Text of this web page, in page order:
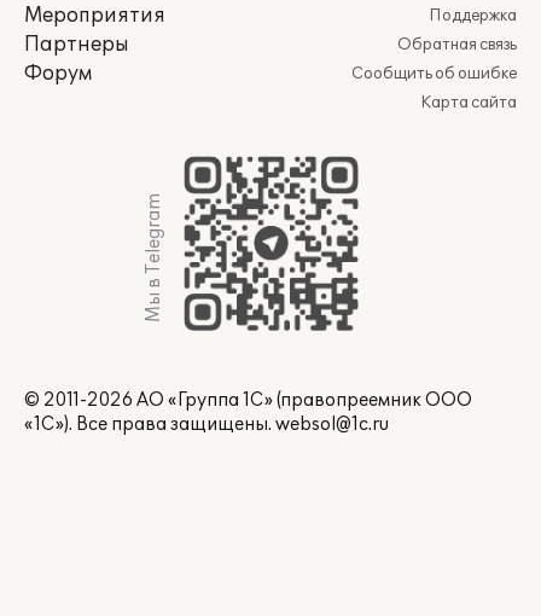
Мероприятия
Партнеры
Форум
Поддержка
Обратная связь
Сообщить об ошибке
Карта сайта
Мы в Telegram
© 2011-2026 АО «Группа 1С» (правопреемник ООО
«1С»). Все права защищены. websol@1c.ru